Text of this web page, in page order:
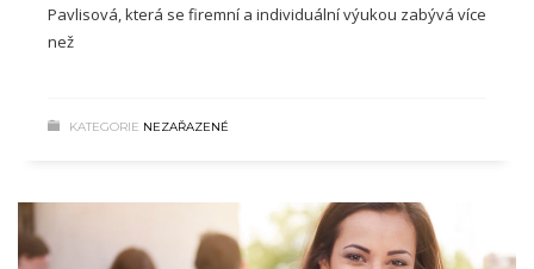
Pavlisová, která se firemní a individuální výukou zabývá více
než
KATEGORIE NEZAŘAZENÉ